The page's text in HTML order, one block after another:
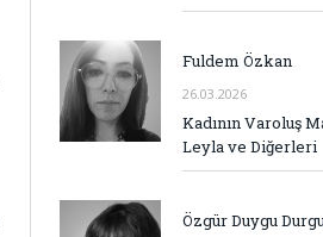
Fuldem Özkan
26.03.2026
Kadının Varoluş
Leyla ve Diğerleri
Özgür Duygu